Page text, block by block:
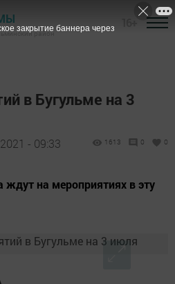
район
в Бугульме на 3
- 09:33 1613 0 0
ждут на мероприятиях в эту
закрытие баннера через